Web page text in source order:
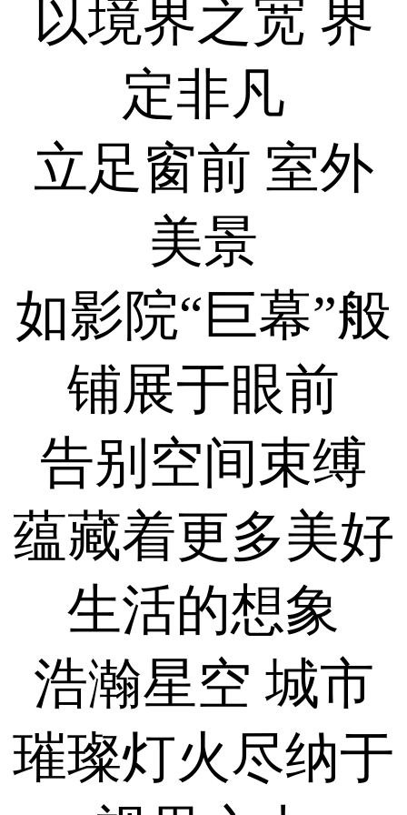
以境界之宽 界
定非凡
立足窗前 室外
美景
如影院“巨幕”般
铺展于眼前
告别空间束缚
蕴藏着更多美好
生活的想象
浩瀚星空 城市
璀璨灯火尽纳于